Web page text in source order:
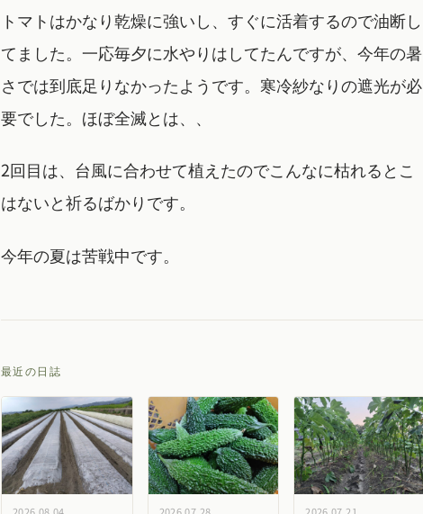
トマトはかなり乾燥に強いし、すぐに活着するので油断し
てました。一応毎夕に水やりはしてたんですが、今年の暑
さでは到底足りなかったようです。寒冷紗なりの遮光が必
要でした。ほぼ全滅とは、、
2回目は、台風に合わせて植えたのでこんなに枯れるとこ
はないと祈るばかりです。
今年の夏は苦戦中です。
最近の日誌